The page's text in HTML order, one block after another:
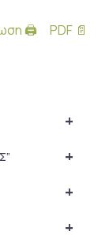
🖨 PDF 📄
+
+
+
+